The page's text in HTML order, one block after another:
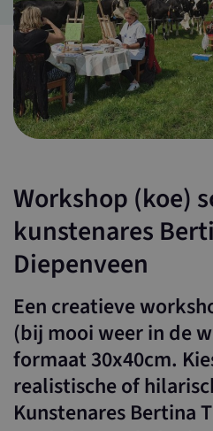
Workshop (koe)
kunstenares
Diepenveen
Een creatieve
(bij mooi weer in de
formaat 30x40cm.
realistische of
Kunstenares Bertina